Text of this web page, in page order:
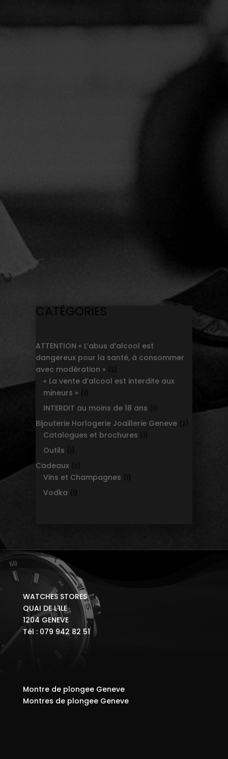
CATÉGORIES
ATTENTION « L’abus d’alcool est
dangereux pour la santé, à consommer
avec modération »
22
products
« La vente d’alcool est interdite aux
mineurs »
11
product
INTERDIT au moins de 18 ans 11
Bijouterie Horlogerie Joaillerie Geneve 22
Catalogues et brochures 11
Outils 11
product
Cadeaux 22
products
Vins et Champagnes 11
Vodka 11
WATCHES STORES
QUAI DE L'ILE
1204 GENEVE
Tél : 079 942 82 51
Montre de plongee Geneve
Montres de plongee Geneve